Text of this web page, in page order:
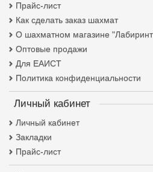
Прайс-лист
Как сделать заказ шахмат
О шахматном магазине
Оптовые продажи
Для ЕАИСТ
Политика конфиденциальности
Личный кабинет
Личный кабинет
Закладки
Прайс-лист